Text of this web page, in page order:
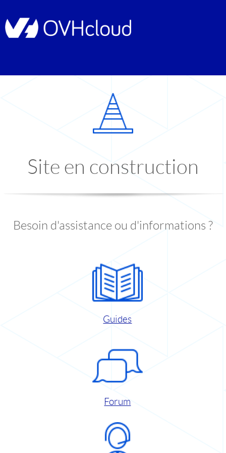
Site en construction
Besoin d'assistance ou d'informations ?
Guides
Forum